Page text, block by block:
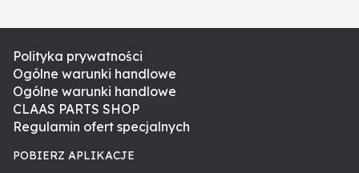
Polityka prywatności
Ogólne warunki handlowe
Ogólne warunki handlowe
CLAAS PARTS SHOP
Regulamin ofert specjalnych
POBIERZ APLIKACJE